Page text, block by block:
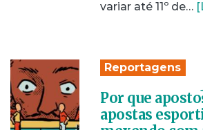
variar até 11º de…
Reportagens
Por que
apostas